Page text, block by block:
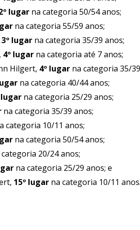
lugarna categoria 50/54 anos;
na categoria 55/59 anos;
3º lugarna categoria 35/39 anos;
4º lugarna categoria até 7 anos;
Hilgert, 4º lugarna categoria 35/
na categoria 40/44 anos;
lugarna categoria 25/29 anos;
na categoria 35/39 anos;
categoria 10/11 anos;
na categoria 50/54 anos;
20/24 anos;
na categoria 25/29 anos; e
15º lugarna categoria 10/11 anos.